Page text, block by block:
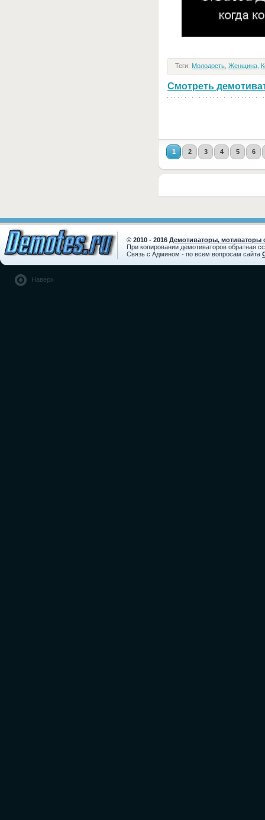
Теги: Молодость Женщина
Смотреть
1 2 3 4 5 6
© 2010 - 2016 Демотиваторы, мотиваторы
При копировании демотиваторов обратная
Связь с Админом - по всем вопросам сайта
Наверх